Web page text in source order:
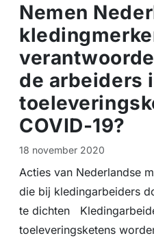
Nemen
de arbeiders
COVID-19?
18 november 2020
Acties van Nederlandse
die bij kledingarbeiders
te dichten
toeleveringsketens